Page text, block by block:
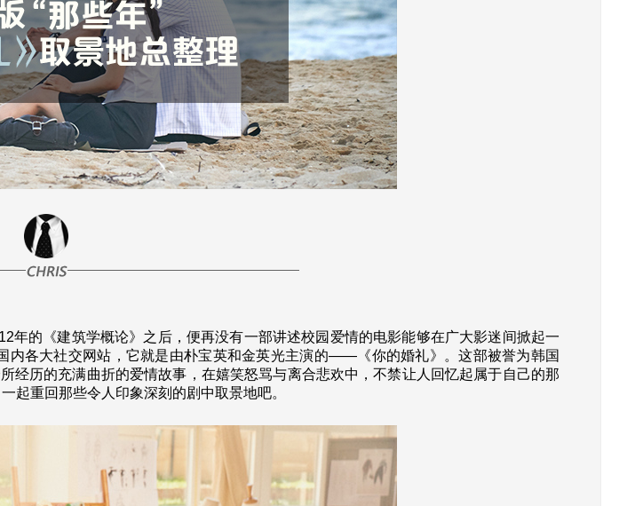
的《建筑学概论》之后，便再没有一部讲述校园爱情的电影能够在广大影迷间掀起一
内各大社交网站，它就是由朴宝英和金英光主演的——《你的婚礼》。这部被誉为韩国
经历的充满曲折的爱情故事，在嬉笑怒骂与离合悲欢中，不禁让人回忆起属于自己的那
起重回那些令人印象深刻的剧中取景地吧。